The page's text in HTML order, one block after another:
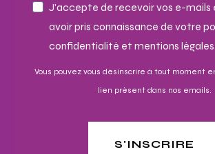
J'accepte de recevoir vos e-mails
avoir pris connaissance de votre
confidentialité et mentions légales.
Vous pouvez vous désinscrire à tout moment
lien présent dans nos emails.
S'INSCRIRE